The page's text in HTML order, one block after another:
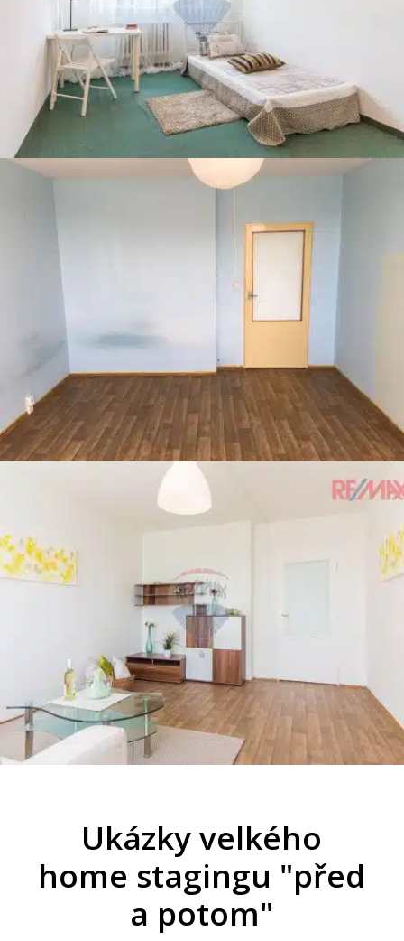
Ukázky velkého
home stagingu "před
a potom"